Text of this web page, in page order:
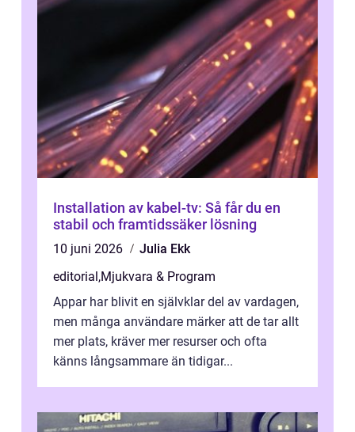
Installation av kabel-tv: Så får du en
stabil och framtidssäker lösning
10 juni 2026
Julia Ekk
editorial,Mjukvara & Program
Appar har blivit en självklar del av vardagen,
men många användare märker att de tar allt
mer plats, kräver mer resurser och ofta
känns långsammare än tidigar...